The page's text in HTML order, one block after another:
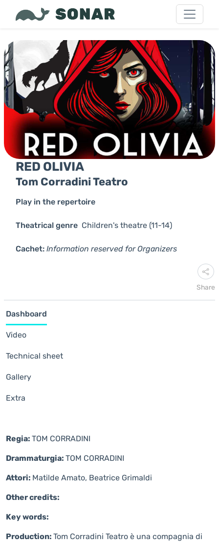
RED OLIVIA
Tom Corradini Teatro
Play in the repertoire
Theatrical genre Children's theatre (11-14)
Cachet: Information reserved for Organizers
Share
Dashboard
Video
Technical sheet
Gallery
Extra
Regia: TOM CORRADINI
Drammaturgia: TOM CORRADINI
Attori: Matilde Amato, Beatrice Grimaldi
Other credits:
Key words:
Production: Tom Corradini Teatro è una compagnia di